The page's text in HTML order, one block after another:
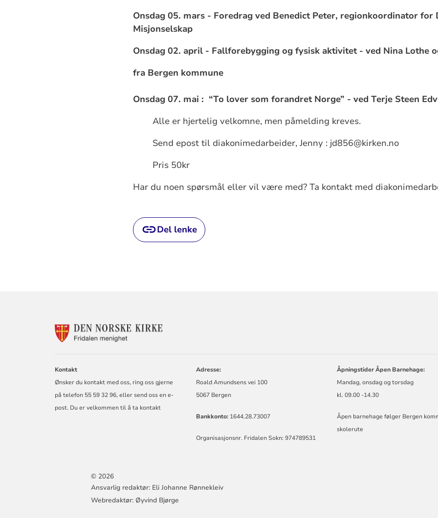
Onsdag 05. mars - Foredrag ved Benedict Peter, regionkoordinator for
Misjonselskap
Onsdag 02. april - Fallforebygging og fysisk aktivitet - ved Nina Lothe
fra Bergen kommune
Onsdag 07. mai : “To lover som forandret Norge” - ved Terje Steen
Alle er hjertelig velkomne, men påmelding kreves.
Send epost til diakonimedarbeider, Jenny : jd856@kirken.no
Pris 50kr
Har du noen spørsmål eller vil være med? Ta kontakt med
Del lenke
KONTAKTINFORMASJON
Kontakt
Ønsker du kontakt med oss, ring oss gjerne
på telefon 55 59 32 96, eller send oss en e-
post. Du er velkommen til å ta kontakt
Adresse:
Roald Amundsens vei 100
5067 Bergen
Bankkonto:1644.28.73007
Organisasjonsnr. Fridalen Sokn: 974789531
Åpningstider Åpen Barnehage:
Mandag, onsdag og torsdag
kl. 09.00 -14.30
Åpen barnehage følger Bergen
skolerute
© 2026
Ansvarlig redaktør: Eli Johanne Rønnekleiv
Webredaktør: Øyvind Bjørge